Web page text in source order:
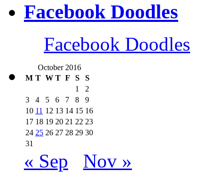
Facebook Doodles
Facebook Doodles
October 2016
M T W T F S
S
1
2
3
4 5 6 7 8
9
10 11 12 13 14 15 16
17 18 19 20 21 22 23
24 25 26 27 28 29 30
31
« Sep Nov »